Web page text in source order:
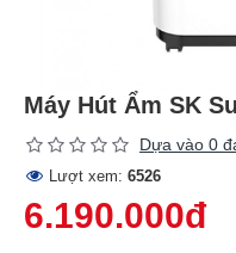
Máy Hút Ẩm SK
Dựa vào 0
Lượt xem: 6526
6.190.000đ